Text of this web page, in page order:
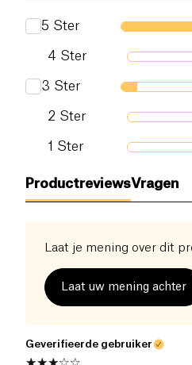
5 Ster
4 Ster
3 Ster
2 Ster
1 Ster
ProductreviewsVragen
Laat je mening over dit
Laat uw mening achter
Geverifieerde gebruiker